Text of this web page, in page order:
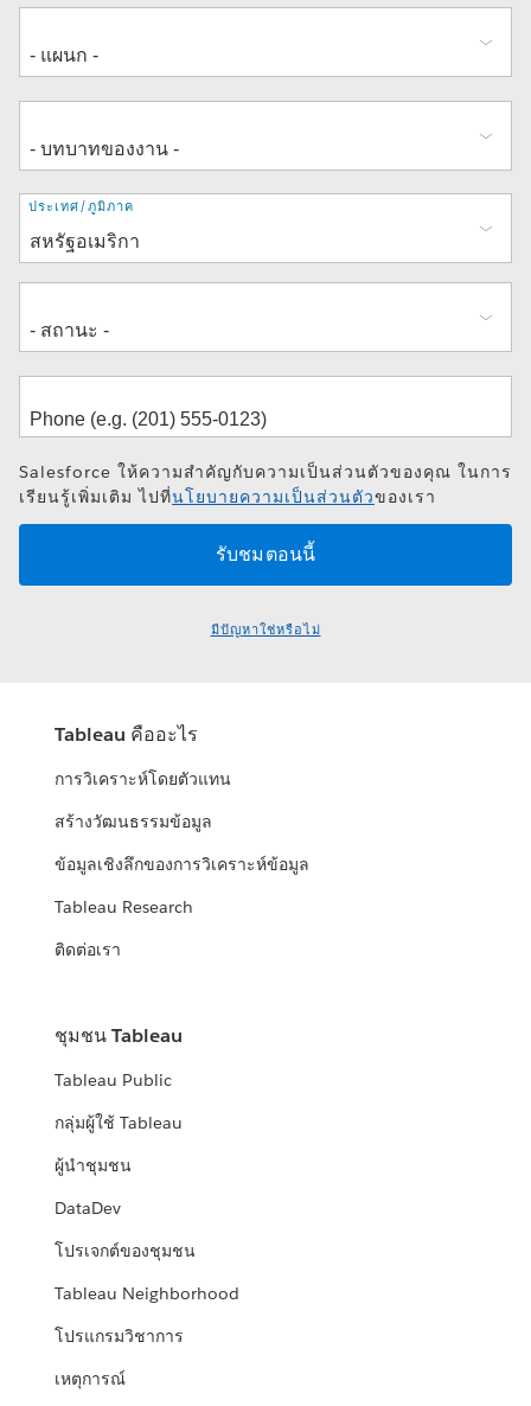
ที่
อยู่
ประเทศ/ภูมิภาค
Salesforce ให้ความสำคัญกับความเป็นส่วนตัวของคุณ ในการ
เรียนรู้เพิ่มเติม ไปที่นโยบายความเป็นส่วนตัวของเรา
มีปัญหาใช่หรือไม่
Tableau คืออะไร
การวิเคราะห์โดยตัวแทน
สร้างวัฒนธรรมข้อมูล
ข้อมูลเชิงลึกของการวิเคราะห์ข้อมูล
Tableau Research
ติดต่อเรา
ชุมชน Tableau
Tableau Public
กลุ่มผู้ใช้ Tableau
ผู้นำชุมชน
DataDev
โปรเจกต์ของชุมชน
Tableau Neighborhood
โปรแกรมวิชาการ
เหตุการณ์